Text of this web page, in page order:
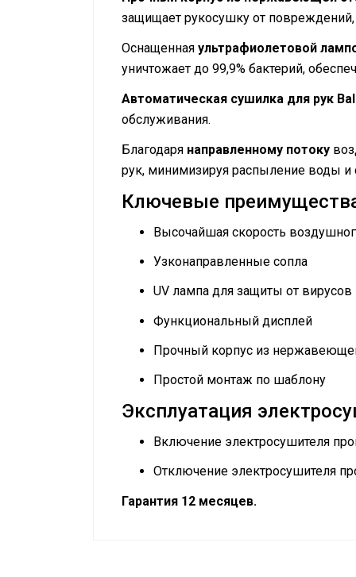
защищает рукосушку от
Оснащенная ультрафиолетовой
уничтожает до 99,9% бактерий,
Автоматическая сушилка для рук
обслуживания.
Благодаря направленному потоку
рук, минимизируя распыление воды и
Ключевые
Высочайшая скорость
Узконаправленные сопла
UV лампа для защиты от вирусов
Функциональный дисплей
Прочный корпус из
Простой монтаж по шаблону
Эксплуатация
Включение электросушителя
Отключение электросушителя
Гарантия 12 месяцев.